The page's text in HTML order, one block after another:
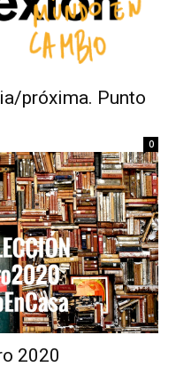
próxima. Punto
0
2020